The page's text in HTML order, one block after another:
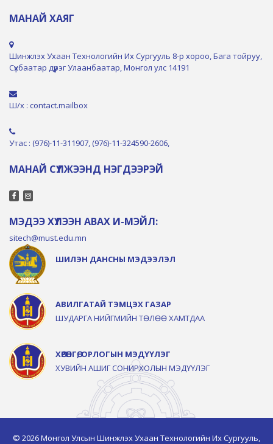
МАНАЙ ХАЯГ
Шинжлэх Ухаан Технологийн Их Сургууль 8-р хороо, Бага тойруу,
Сүхбаатар дүүрэг Улаанбаатар, Монгол улс 14191
Ш/х : contact.mailbox
Утас : (976)-11-311907, (976)-11-324590-2606,
МАНАЙ СҮЛЖЭЭНД НЭГДЭЭРЭЙ
МЭДЭЭ ХҮЛЭЭН АВАХ И-МЭЙЛ:
sitech@must.edu.mn
ШИЛЭН ДАНСНЫ МЭДЭЭЛЭЛ
АВИЛГАТАЙ ТЭМЦЭХ ГАЗАР
ШУДАРГА НИЙГМИЙН ТӨЛӨӨ ХАМТДАА
ХӨРӨНГӨ, ОРЛОГЫН МЭДҮҮЛЭГ
ХУВИЙН АШИГ СОНИРХОЛЫН МЭДҮҮЛЭГ
© 2026 Монгол Улсын Шинжлэх Ухаан Технологийн Их Сургууль,